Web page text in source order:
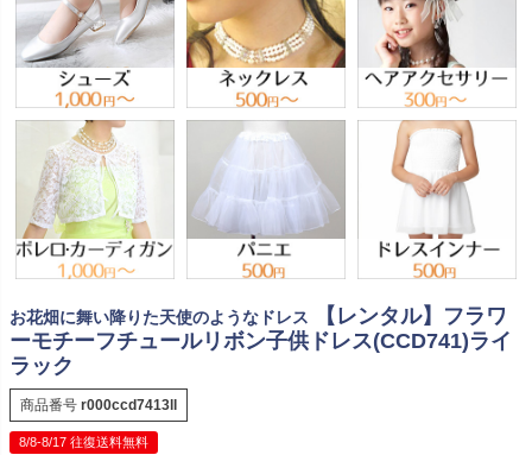
お花畑に舞い降りた天使のようなドレス
【レンタル】フラワ
ーモチーフチュールリボン子供ドレス(CCD741)ライ
ラック
商品番号 r000ccd7413ll
8/8-8/17 往復送料無料